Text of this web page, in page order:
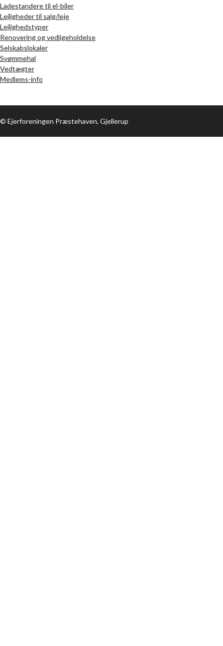
Ladestandere til el-biler
Lejligheder til salg/leje
Lejlighedstyper
Renovering og vedligeholdelse
Selskabslokaler
Svømmehal
Vedtægter
Medlems-info
© Ejerforeningen Præstehaven, Gjellerup